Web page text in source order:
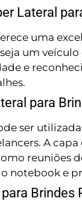
Lateral
uma
um
e
para
ser
A
reuniões
notebook e